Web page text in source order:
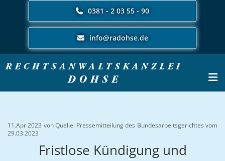
0381 - 2 03 55 - 90
info@radohse.de
11.Apr 2023 von Quelle: Pressemitteilung des Bundesarbeitsgerichtes vom
29.03.2023
Fristlose Kündigung und